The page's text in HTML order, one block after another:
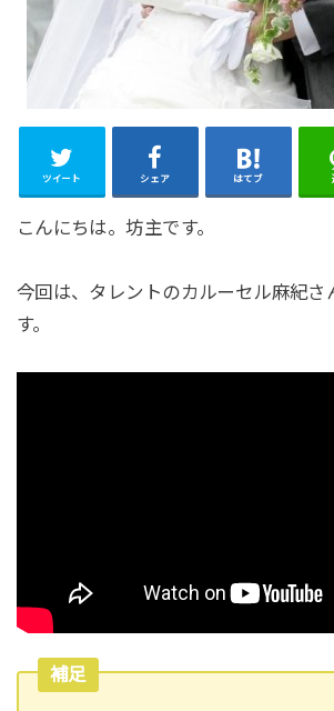
ツイート シェア はてブ
こんにちは。坊主です。
今回は、タレントのカルーセル麻紀さ
す。
補足